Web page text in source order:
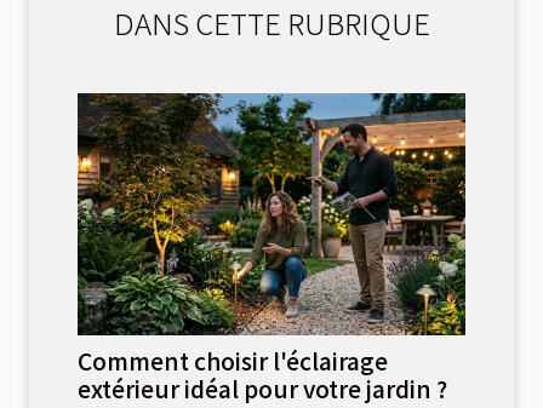
DANS CETTE RUBRIQUE
Comment choisir l'éclairage
extérieur idéal pour votre jardin ?